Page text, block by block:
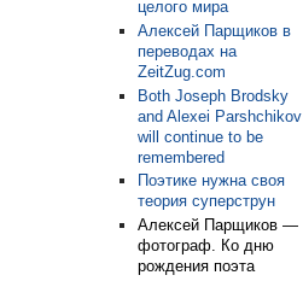
целого мира
Алексей Парщиков в
переводах на
ZeitZug.com
Both Joseph Brodsky
and Alexei Parshchikov
will continue to be
remembered
Поэтике нужна своя
теория суперструн
Алексей Парщиков —
фотограф. Ко дню
рождения поэта